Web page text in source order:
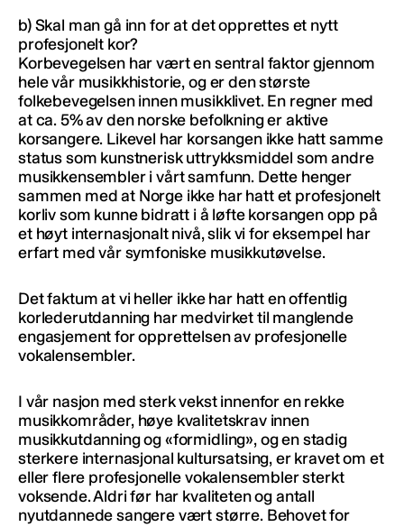
b) Skal man gå inn for at det opprettes et nytt
profesjonelt kor?
Korbevegelsen har vært en sentral faktor gjennom
hele vår musikkhistorie, og er den største
folkebevegelsen innen musikklivet. En regner med
at ca. 5% av den norske befolkning er aktive
korsangere. Likevel har korsangen ikke hatt samme
status som kunstnerisk uttrykksmiddel som andre
musikkensembler i vårt samfunn. Dette henger
sammen med at Norge ikke har hatt et profesjonelt
korliv som kunne bidratt i å løfte korsangen opp på
et høyt internasjonalt nivå, slik vi for eksempel har
erfart med vår symfoniske musikkutøvelse.
Det faktum at vi heller ikke har hatt en offentlig
korlederutdanning har medvirket til manglende
engasjement for opprettelsen av profesjonelle
vokalensembler.
I vår nasjon med sterk vekst innenfor en rekke
musikkområder, høye kvalitetskrav innen
musikkutdanning og «formidling», og en stadig
sterkere internasjonal kultursatsing, er kravet om et
eller flere profesjonelle vokalensembler sterkt
voksende. Aldri før har kvaliteten og antall
nyutdannede sangere vært større. Behovet for